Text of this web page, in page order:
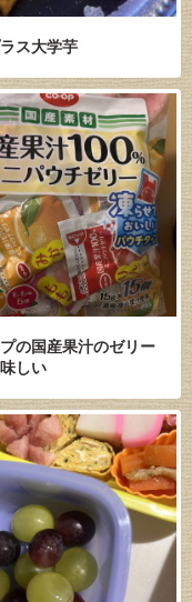
ス大学芋
の国産果汁のゼリー
しい